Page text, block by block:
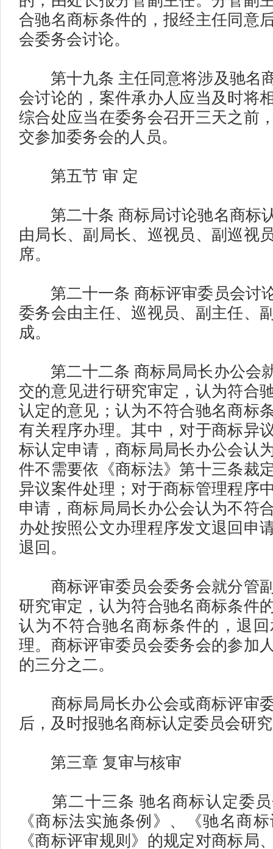
合驰名商标条件的，报经主任同意
会委务会讨论。
第十九条 主任同意将涉及驰名
会讨论的，案件承办人应当及时将
综合处应当在委务会召开三天之前
交参加委务会的人员。
第五节 审 定
第二十条 商标局讨论驰名商标
由局长、副局长、巡视员、副巡视
席。
第二十一条 商标评审委员会讨
委务会由主任、巡视员、副主任、
成。
第二十二条 商标局局长办公会
交的意见进行研究审定，认为符合
认定的意见；认为不符合驰名商标
有关程序办理。其中，对于商标异
标认定申请，商标局局长办公会认
件不需要依《商标法》第十三条裁
异议案件处理；对于商标管理程序
申请，商标局局长办公会认为不符
办处按照公文办理程序发文退回申
退回。
商标评审委员会委务会就分管
研究审定，认为符合驰名商标条件
认为不符合驰名商标条件的，退
理。商标评审委员会委务会的参加
的三分之二。
商标局局长办公会或商标评审
后，及时报驰名商标认定委员会研
第三章 复审与核审
第二十三条 驰名商标认定委员
《商标法实施条例》、《驰名商
《商标评审规则》的规定对商标局